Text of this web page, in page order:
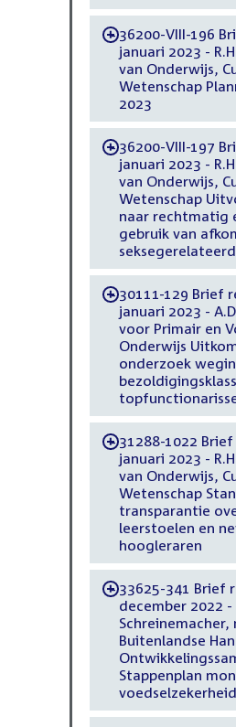
-36200-VIII-196
januari 2023 -
van Onderwijs,
Wetenschap
2023
-36200-VIII-197
januari 2023 -
van Onderwijs,
Wetenschap
naar rechtmatig
gebruik van
-30111-129 Brief
januari 2023 -
voor Primair en
Onderwijs
onderzoek
-31288-1022
januari 2023 -
van Onderwijs,
Wetenschap
transparantie
leerstoelen en
hoogleraren
-33625-341 Brief
december 2022 -
Buitenlandse
Stappenplan
voedselzekerheid